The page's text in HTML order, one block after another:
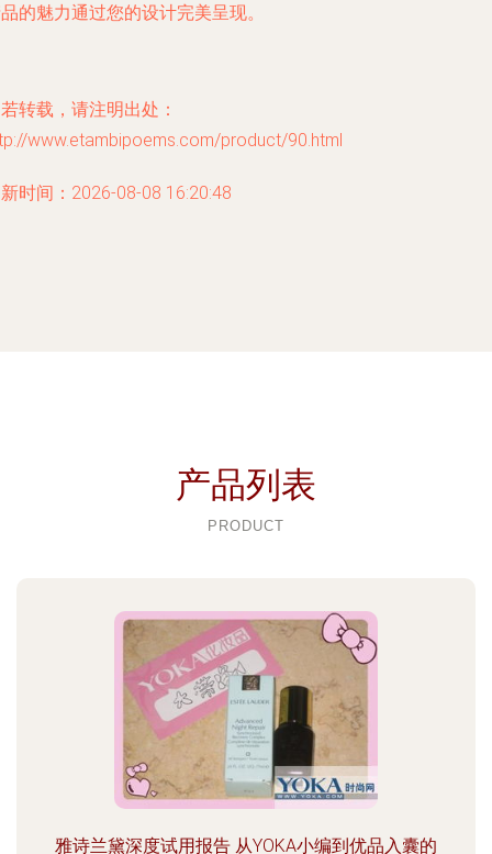
的魅力通过您的设计完美呈现。
转载，请注明出处：
www.etambipoems.com/product/90.html
时间：2026-08-08 16:20:48
产品列表
PRODUCT
雅诗兰黛深度试用报告 从YOKA小编到优品入囊的